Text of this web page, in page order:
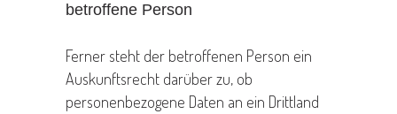
betroffene Person
Ferner steht der betroffenen Person ein
Auskunftsrecht darüber zu, ob
personenbezogene Daten an ein Drittland